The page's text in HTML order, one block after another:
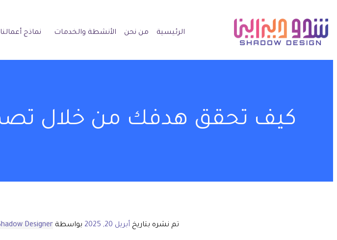
الرئيسية من نحن الأنشطة والخدمات نماذج أعمالنا
كيف تحقق هدفك من خلال
تم نشره بتاريخ أبريل 20, 2025 بواسطة Designer